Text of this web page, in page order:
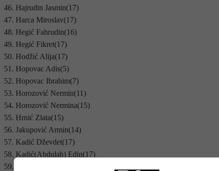
46. Hajrudin Jasmin(17)
47. Harca Miroslav(17)
48. Hegić Fahrudin(16)
49. Hegić Fikret(17)
50. Hodžić Alija(17)
51. Hopovac Adis(5)
52. Hopovac Ibrahim(7)
53. Horozović Nermin(11)
54. Horozović Nermina(15)
55. Hrnić Zlata(15)
56. Jakupović Armin(14)
57. Kadić Dževdet(17)
58. Kadić(Abdulah) Edin(17)
59. Kadić(Dževad) Edin(18)